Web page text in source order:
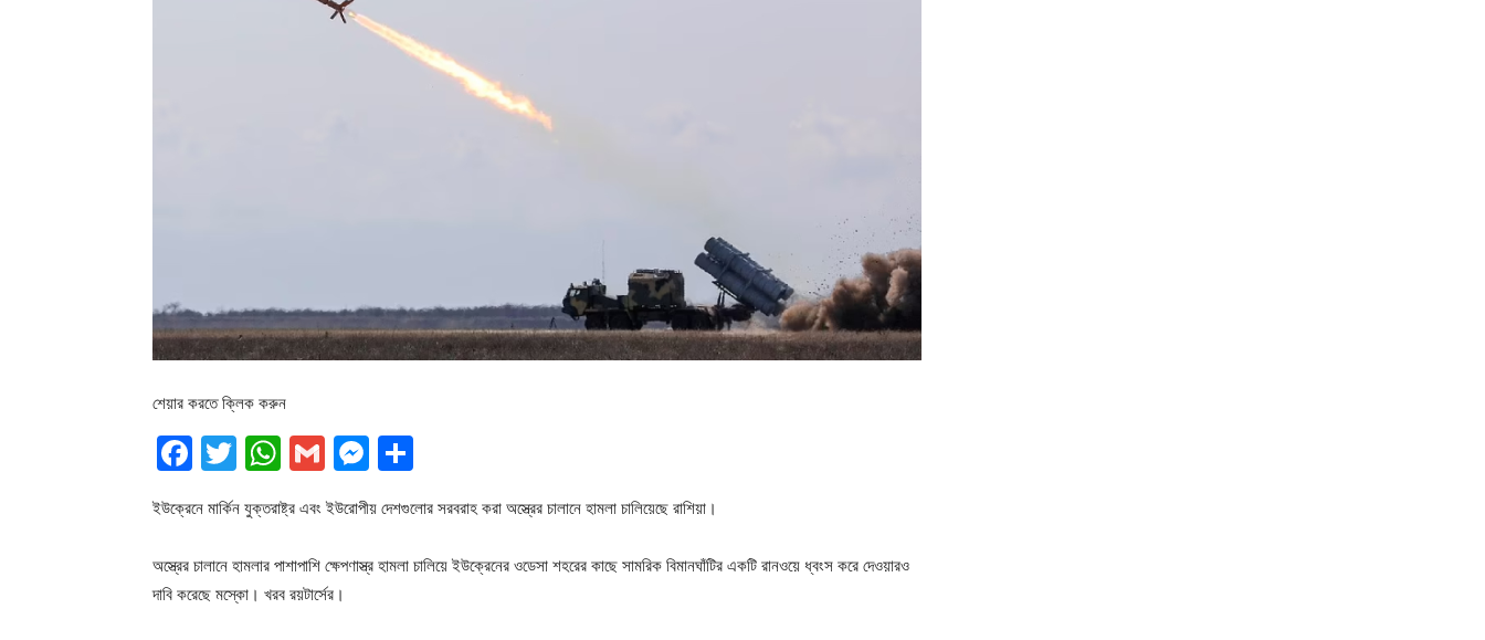
শেয়ার করতে ক্লিক করুন
Facebook
Twitter
WhatsApp
GmailMessenger
ইউক্রেনে মার্কিন যুক্তরাষ্ট্র এবং ইউরোপীয় দেশগুলোর সরবরাহ করা অস্ত্রের চালানে হামলা চালিয়েছে রাশিয়া।
অস্ত্রের চালানে হামলার পাশাপাশি ক্ষেপণাস্ত্র হামলা চালিয়ে ইউক্রেনের ওডেসা শহরের কাছে সামরিক বিমানঘাঁটির একটি রানওয়ে ধ্বংস করে দেওয়ারও
দাবি করেছে মস্কো। খরব রয়টার্সের।